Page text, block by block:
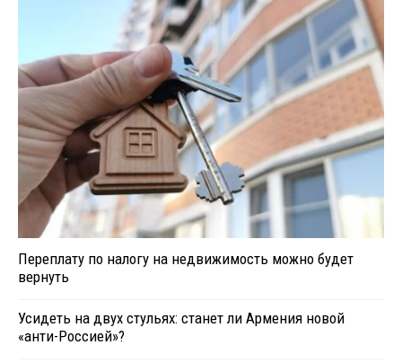
Переплату по налогу на недвижимость можно будет
вернуть
Усидеть на двух стульях: станет ли Армения новой
«анти-Россией»?